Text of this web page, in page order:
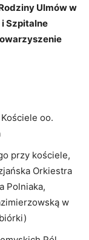
Ulmów w
Szpitalne
oo.
przy kościele,
Orkiestra
Polniaka,
w